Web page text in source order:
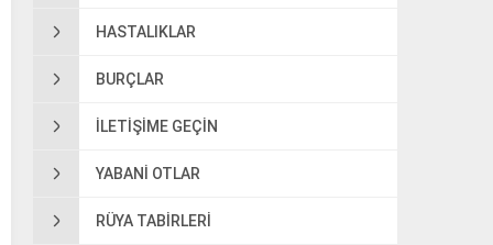
HASTALIKLAR
BURÇLAR
ILETIŞIME GEÇIN
YABANI OTLAR
RÜYA TABIRLERI